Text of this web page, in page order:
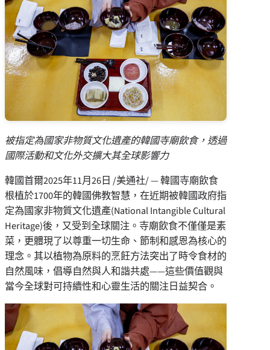
被指定為國家非物質文化遺產的韓國寺廟飲食，透過
國際活動和文化外交擴大其全球影響力
韓國首爾2025年11月26日 /美通社/ — 韓國寺廟飲食
根植於1700年的韓國佛教智慧，在近期被韓國政府指
定為國家非物質文化遺產(National Intangible Cultural
Heritage)後，又受到全球關注。寺廟飲食不僅僅是素
菜，更體現了以尊重一切生命、節制和感恩為核心的
理念。其以植物為原料的烹飪方法突出了時令食材的
自然風味，倡導自然與人和諧共處——這些價值觀與
當今全球對可持續性和心靈生活的關注日益契合。